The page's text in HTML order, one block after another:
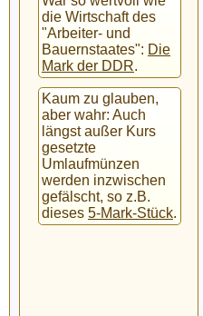
die Wirtschaft des
"Arbeiter- und
Bauernstaates": Die
Mark der DDR.
Kaum zu glauben,
aber wahr: Auch
längst außer Kurs
gesetzte
Umlaufmünzen
werden inzwischen
gefälscht, so z.B.
dieses 5-Mark-Stück.